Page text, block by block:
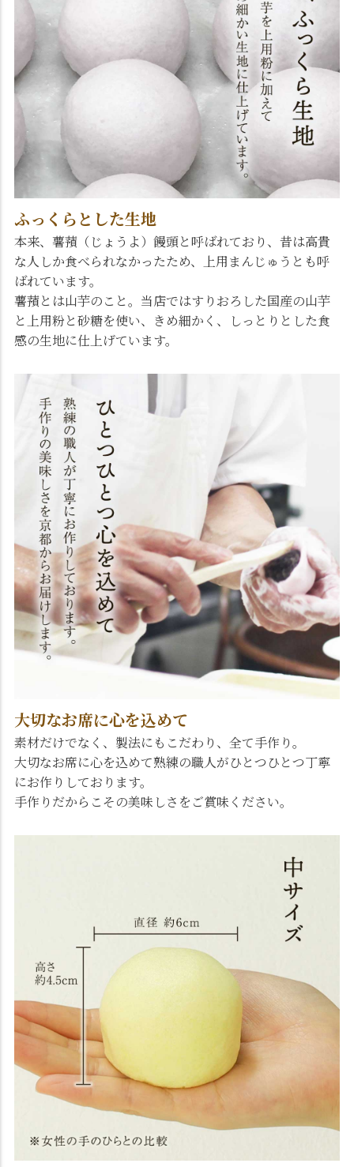
ふっくらとした生地
本来、薯蕷（じょうよ）饅頭と呼ばれており、昔は高貴
な人しか食べられなかったため、上用まんじゅうとも呼
ばれています。
薯蕷とは山芋のこと。当店ではすりおろした国産の山芋
と上用粉と砂糖を使い、きめ細かく、しっとりとした食
感の生地に仕上げています。
大切なお席に心を込めて
素材だけでなく、製法にもこだわり、全て手作り。
大切なお席に心を込めて熟練の職人がひとつひとつ丁寧
にお作りしております。
手作りだからこその美味しさをご賞味ください。